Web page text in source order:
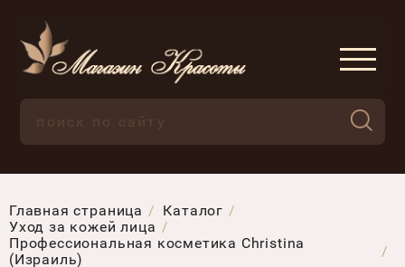
Главная страница
Каталог
Уход за кожей лица
Профессиональная косметика Christina
(Израиль)